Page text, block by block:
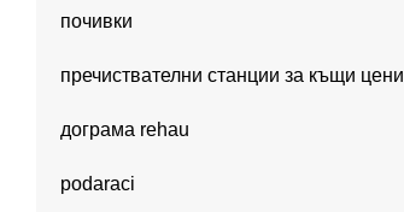
почивки
пречиствателни станции за къщи цени
дограма rehau
podaraci